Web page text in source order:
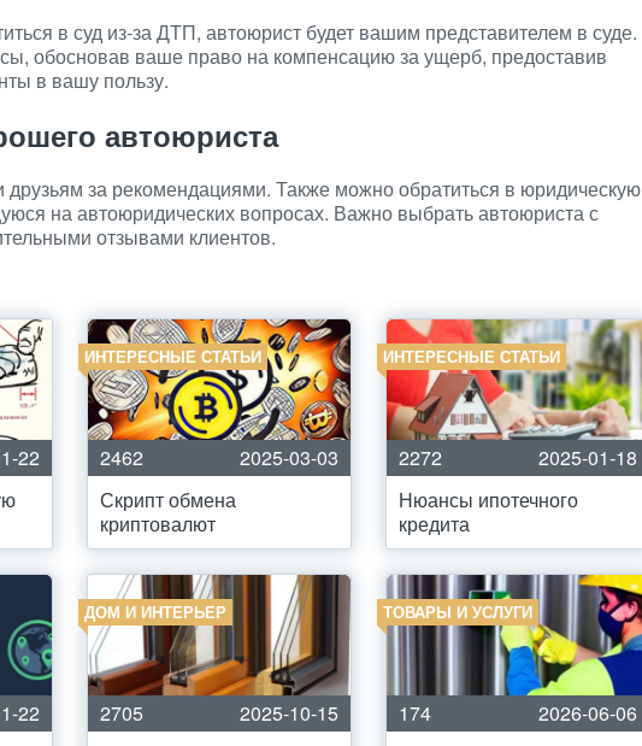
в суд из-за ДТП, автоюрист будет вашим представителем в суде.
обосновав ваше право на компенсацию за ущерб, предоставив
в вашу пользу.
автоюриста
друзьям за рекомендациями. Также можно обратиться в юридическую
на автоюридических вопросах. Важно выбрать автоюриста с
отзывами клиентов.
22
ИНТЕРЕСНЫЕ СТАТЬИ
2462
2025-03-03
Скрипт обмена
криптовалют
ИНТЕРЕСНЫЕ СТАТЬИ
2272
2025-01-18
Нюансы ипотечного
кредита
22
ДОМ И ИНТЕРЬЕР
2705
2025-10-15
ТОВАРЫ И УСЛУГИ
174
2026-06-06